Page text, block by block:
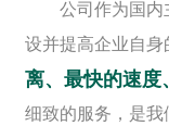
公司作为国
设并提高企业自
离、最快的速
细致的服务，是我